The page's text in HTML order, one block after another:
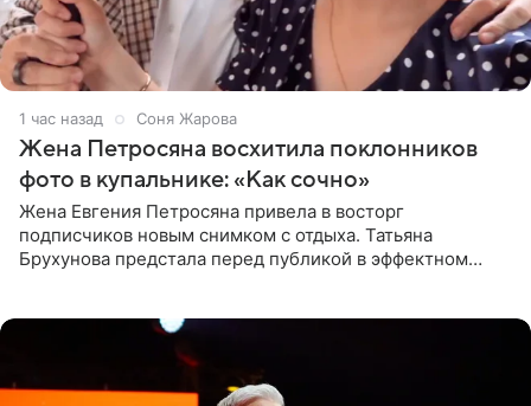
1 час назад Соня Жарова
Жена Петросяна восхитила поклонников
фото в купальнике: «Как сочно»
Жена Евгения Петросяна привела в восторг
подписчиков новым снимком с отдыха. Татьяна
Брухунова предстала перед публикой в эффектном